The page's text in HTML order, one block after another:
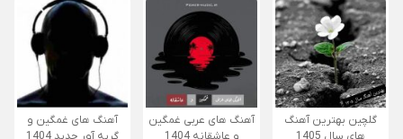
گلچین بهترین آهنگ
آهنگ های عربی غمگین
آهنگ های غمگین و